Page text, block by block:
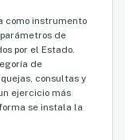
como instrumento
de
por el Estado.
de
consultas y
ejercicio más
se instala la